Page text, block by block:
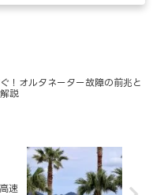
！オルタネーター故障の前兆と
説
速